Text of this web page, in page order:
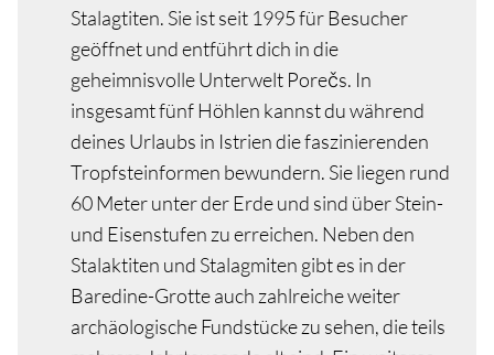
Stalagtiten. Sie ist seit 1995 für Besucher
geöffnet und entführt dich in die
geheimnisvolle Unterwelt Porečs. In
insgesamt fünf Höhlen kannst du während
deines Urlaubs in Istrien die faszinierenden
Tropfsteinformen bewundern. Sie liegen rund
60 Meter unter der Erde und sind über Stein-
und Eisenstufen zu erreichen. Neben den
Stalaktiten und Stalagmiten gibt es in der
Baredine-Grotte auch zahlreiche weiter
archäologische Fundstücke zu sehen, die teils